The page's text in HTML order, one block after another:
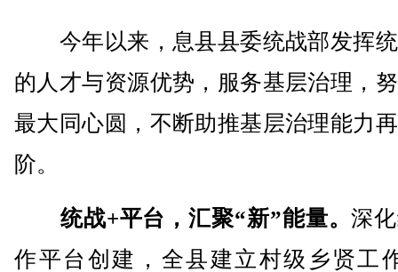
今年以来，息县县委统战部发挥
的人才与资源优势，服务基层治理，
最大同心圆，不断助推基层治理能力
阶。
统战+平台，汇聚“新”能量。深
作平台创建，全县建立村级乡贤工